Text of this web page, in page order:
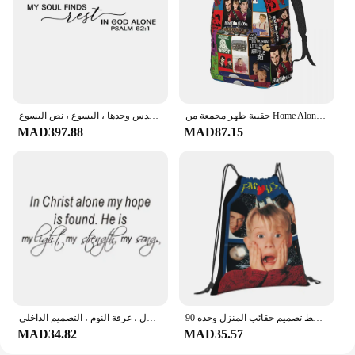
gateway to the thrilling world of Solo Leveling.
ملصقات حائط من الفينيل لتزيين المنزل ، 1 ، ورق حائط مع بقية روحي في آية الكتاب المقدس وحدها ، اليسوع ، نص اليسوع
MAD397.88
حقيبة ظهر مجمعة من Home Alone TV Series للرجال والنساء والطلاب حقيبة نهارية للعمل Kevin Macaulay Culkin حقائب كمبيوتر محمول من القماش في الهواء الطلق
MAD87.15
ملصقات حائط من الفينيل مع اقتباس إسبانية ، شارات مع المسيح وحده ، أأمل مفقود ، للمنزل ، غرفة النوم ، التصميم الداخلي ، dw8330
MAD34.82
المنزل وحده في سن المراهقة طالب كلية على ظهره نمط تصميم حقائب المنزل وحده 90S فيلم كيفن Macaulay Culkin الرجعية الحنين جو
MAD35.57